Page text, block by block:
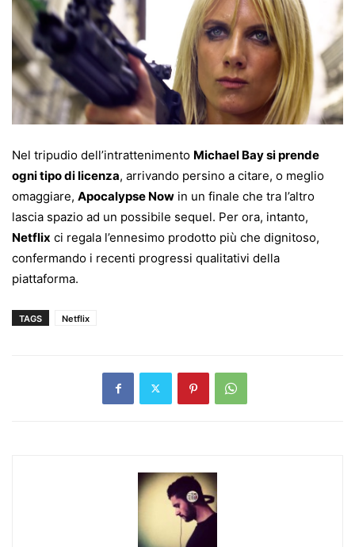
Nel tripudio dell’intrattenimento Michael Bay si prende
ogni tipo di licenza, arrivando persino a citare, o meglio
omaggiare, Apocalypse Now in un finale che tra l’altro
lascia spazio ad un possibile sequel. Per ora, intanto,
Netflix ci regala l’ennesimo prodotto più che dignitoso,
confermando i recenti progressi qualitativi della
piattaforma.
TAGS Netflix